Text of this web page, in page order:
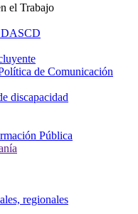
el Trabajo
DASCD
de Comunicación
discapacidad
Pública
regionales